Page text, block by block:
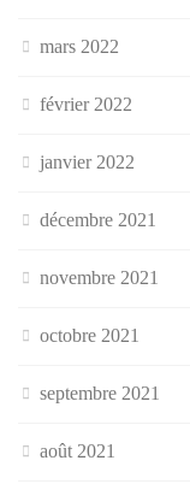
mars 2022
février 2022
janvier 2022
décembre 2021
novembre 2021
octobre 2021
septembre 2021
août 2021